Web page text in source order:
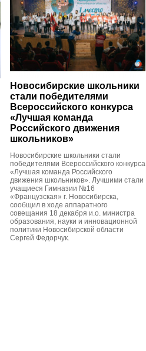
Новосибирские школьники
стали победителями
Всероссийского конкурса
«Лучшая команда
Российского движения
школьников»
Новосибирские школьники стали
победителями Всероссийского конкурса
«Лучшая команда Российского
движения школьников». Лучшими стали
учащиеся Гимназии №16
«Французская» г. Новосибирска,
сообщил в ходе аппаратного
совещания 18 декабря и.о. министра
образования, науки и инновационной
политики Новосибирской области
Сергей Федорчук.